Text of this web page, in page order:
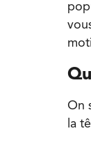
On
la